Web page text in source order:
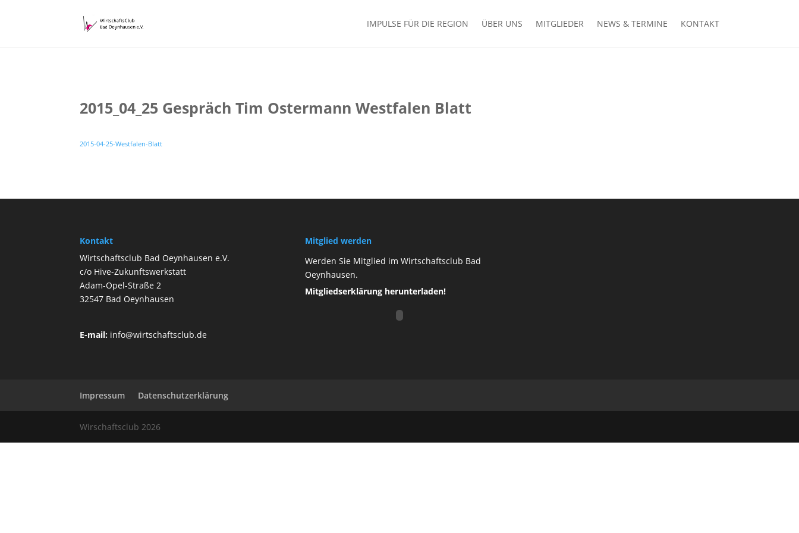
IMPULSE FÜR DIE REGION ÜBER UNS MITGLIEDER NEWS & TERMINE KONTAKT
2015_04_25 Gespräch Tim Ostermann Westfalen Blatt
2015-04-25-Westfalen-Blatt
Kontakt
Wirtschaftsclub Bad Oeynhausen e.V.
c/o Hive-Zukunftswerkstatt
Adam-Opel-Straße 2
32547 Bad Oeynhausen
E-mail: info@wirtschaftsclub.de
Mitglied werden
Werden Sie Mitglied im Wirtschaftsclub Bad
Oeynhausen.
Mitgliedserklärung herunterladen!
Impressum Datenschutzerklärung
Wirschaftsclub 2026